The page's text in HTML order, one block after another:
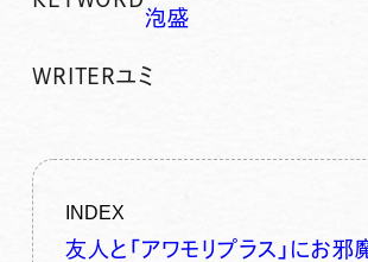
泡盛
WRITERユミ
INDEX
友人と「アワモリプラス」にお邪